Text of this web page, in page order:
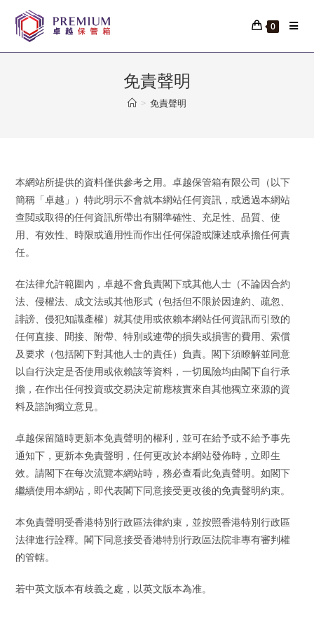
content
0
免責聲明
> 免責聲明
本網站所提供的資料僅供參考之用。卓越保管箱有限公司（以下
簡稱「卓越」）特此明示不會就本網站任何資訊，或透過本網站
查閲或取得的任何資訊所帶出有關準確性、充足性、品質、使
用、有效性、時限或適用性而作出任何保證或陳述或承擔任何責
任。
在法律允許範圍內，卓越不會負責閣下或其他人士（不論因合約
法、侵權法、成文法或其他形式（包括但不限於因違約、疏忽、
誹謗、侵犯知識產權）就其使用或依賴本網站任何資訊而引致的
任何直接、間接、附帶、特別或連帶的損失或損害的費用、索償
及要求（包括閣下對其他人士的責任）負責。閣下須瞭解並同意
以自行決定是否使用或依賴該等資料，一切風險均由閣下自行承
擔，在作出任何投資或交易決定前應核實來自其他獨立來源的資
料及諮詢獨立意見。
卓越保留隨時更新本免責聲明的權利，並可在給予或不給予事先
通知下，更新本免責聲明，任何更改於本網站發佈時，立即生
效。請閣下在每次流覽本網站時，務必查看此免責聲明。如閣下
繼續使用本網站，即代表閣下同意接受更改後的免責聲明約束。
本免責聲明受香港特別行政區法律約束，並按照香港特別行政區
法律進行詮釋。閣下同意接受香港特別行政區法院非專有審判權
的管轄。
若中英文版本有歧義之處，以英文版本為准。